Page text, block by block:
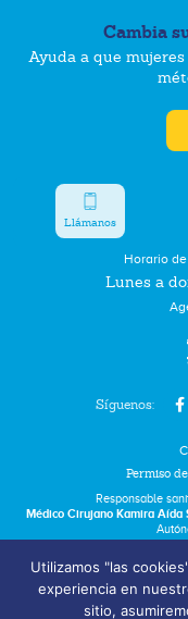
Cambia
Ayuda a que
Síguenos:
Horario
Lunes a
Llámanos
Permiso
Responsable
Médico Cirujano Kamira Aída
Utilizamos "las
experiencia en
sitio,